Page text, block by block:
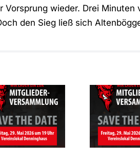
wieder. Drei Minuten
den Sieg ließ sich
des RSV
1951
e.V.
des